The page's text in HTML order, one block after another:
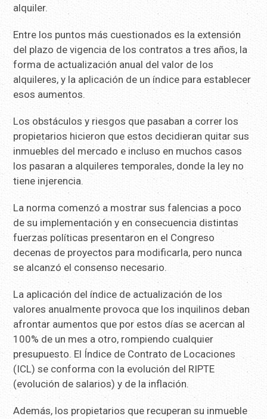
alquiler.
Entre los puntos más cuestionados es la extensión
del plazo de vigencia de los contratos a tres años, la
forma de actualización anual del valor de los
alquileres, y la aplicación de un índice para establecer
esos aumentos.
Los obstáculos y riesgos que pasaban a correr los
propietarios hicieron que estos decidieran quitar sus
inmuebles del mercado e incluso en muchos casos
los pasaran a alquileres temporales, donde la ley no
tiene injerencia.
La norma comenzó a mostrar sus falencias a poco
de su implementación y en consecuencia distintas
fuerzas políticas presentaron en el Congreso
decenas de proyectos para modificarla, pero nunca
se alcanzó el consenso necesario.
La aplicación del índice de actualización de los
valores anualmente provoca que los inquilinos deban
afrontar aumentos que por estos días se acercan al
100% de un mes a otro, rompiendo cualquier
presupuesto. El Índice de Contrato de Locaciones
(ICL) se conforma con la evolución del RIPTE
(evolución de salarios) y de la inflación.
Además, los propietarios que recuperan su inmueble